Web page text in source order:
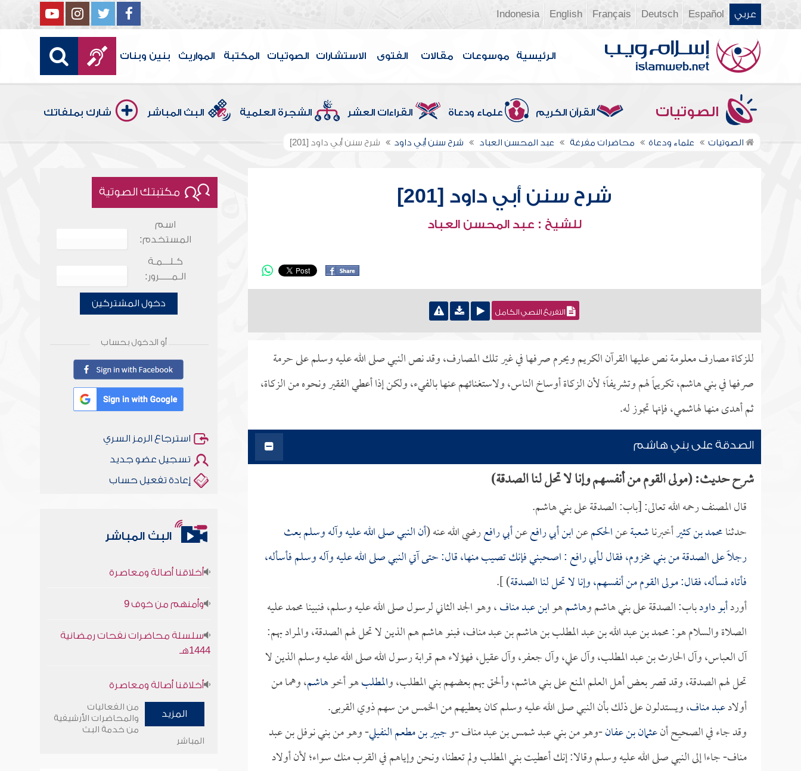
عربي Español
Deutsch
Français
English
Indonesia
الرئيسية موسوعات مقالات الفتوى الاستشارات الصوتيات المكتبة المواريث بنين وبنات
الصوتيات القرآن الكريم علماء ودعاة القراءات العشر الشجرة العلمية البث المباشر شارك بملفاتك
الصوتيات علماء ودعاة محاضرات مفرغة عبد المحسن العباد شرح سنن أبي داود شرح سنن أبي داود [201]
شرح سنن أبي داود [201]
للشيخ : عبد المحسن العباد
التفريغ النصي الكامل
للزكاة مصارف معلومة نص عليها القرآن الكريم ويحرم صرفها في غير تلك المصارف، وقد نص النبي صلى الله عليه وسلم على حرمة
صرفها في بني هاشم، تكريماً لهم وتشريفاً؛ لأن الزكاة أوساخ الناس، ولاستغنائهم عنها بالفيء، ولكن إذا أعطي الفقير ونحوه من الزكاة،
ثم أهدى منها لهاشمي، فإنها تجوز له.
الصدقة على بني هاشم
شرح حديث: (مولى القوم من أنفسهم وإنا لا تحل لنا الصدقة)
قال المصنف رحمه الله تعالى: [باب: الصدقة على بني هاشم.
حدثنامحمد بن كثيرأخبرناشعبةعنالحكمعنابن أبي رافععنأبي رافعرضي الله عنه (أن النبي صلى الله عليه وآله وسلم بعث
رجلاً على الصدقة من بني مخزوم، فقال لـأبي رافع: اصحبني فإنك تصيب منها، قال: حتى آتي النبي صلى الله عليه وآله وسلم فأسأله،
فأتاه فسأله، فقال: مولى القوم من أنفسهم، وإنا لا تحل لنا الصدقة) ].
أوردأبو داودباب: الصدقة على بني هاشم وهاشمهوابن عبد مناف، وهو الجد الثاني لرسول صلى الله عليه وسلم، فنبينا محمد عليه
الصلاة والسلام هو: محمد بن عبد الله بن عبد المطلب بن هاشم بن عبد مناف، فبنو هاشم هم الذين لا تحل لهم الصدقة، والمراد بهم:
آل العباس، وآل الحارث بن عبد المطلب، وآل علي، وآل جعفر، وآل عقيل، فهؤلاء هم قرابة رسول الله صلى الله عليه وسلم الذين لا
تحل لهم الصدقة، وقد قصر بعض أهل العلم المنع على بني هاشم، وألحق بهم بعضهم بني المطلب، والمطلبهو أخوهاشم، وهما من
أولادعبد مناف، ويستدلون على ذلك بأن النبي صلى الله عليه وسلم كان يعطيهم من الخمس من سهم ذوي القربى.
وقد جاء في الصحيح أنعثمان بن عفان-وهو من بني عبد شمس بن عبد مناف -وجبير بن مطعم النفيلي- وهو من بني نوفل بن عبد
مناف- جاءا إلى النبي صلى الله عليه وسلم وقالا: إنك أعطيت بني المطلب ولم تعطنا، ونحن وإياهم في القرب منك سواء؛ لأن أولاد
مكتبتك الصوتية
اسم
المستخدم:
كـلـــمـة
الـمـــــرور:
دخول المشتركين
أو الدخول بحساب
استرجاع الرمز السري
تسجيل عضو جديد
إعادة تفعيل حساب
البث المباشر
1444هـ
سلسلة محاضرات نفحات رمضانية
1444هـ
المزيد
من الفعاليات
والمحاضرات الأرشيفية
من خدمة البث
المباشر